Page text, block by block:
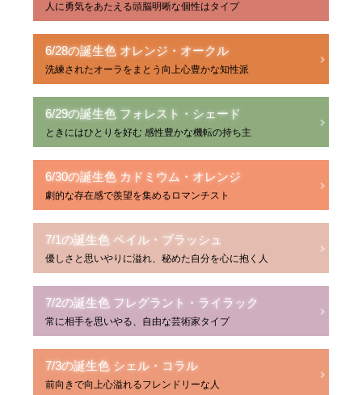
人に勇気をあたえる頭脳明晰な個性はタイプ
6/28の誕生色 オレンジ・オークル
洗練されたオーラをまとう向上心豊かな知性派
6/29の誕生色 フォレスト・シェード
ときにはひとりを好む 感性豊かな機転の持ち主
6/30の誕生色 カドミウム・オレンジ
劇的な存在感で羨望を集めるロマンチスト
7/1の誕生色 ペイル・ブラッシュ
優しさと思いやりに溢れ、秘めた自分を心に抱く人
7/2の誕生色 フレグラント・ライラック
常に相手を思いやる、自由な芸術家タイプ
7/3の誕生色 シェル・コラル
前向きで向上心溢れるフレンドリーな人